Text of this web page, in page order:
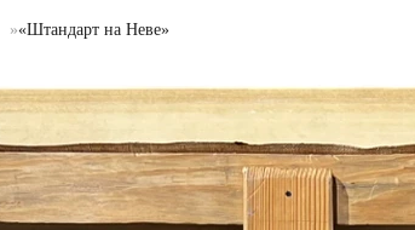
«Штандарт на Неве»